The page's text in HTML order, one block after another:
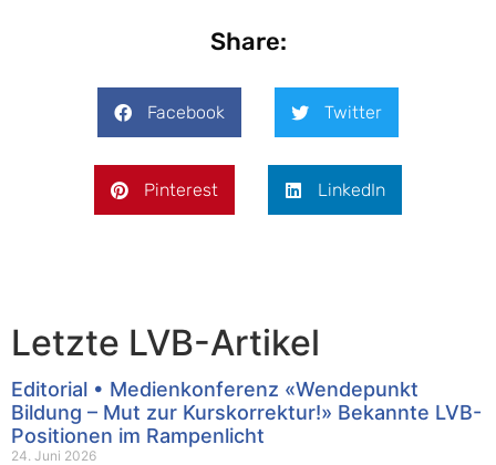
Share:
Facebook Twitter
Pinterest LinkedIn
Letzte LVB-Artikel
Editorial • Medienkonferenz «Wendepunkt
Bildung – Mut zur Kurskorrektur!» Bekannte LVB-
Positionen im Rampenlicht
24. Juni 2026